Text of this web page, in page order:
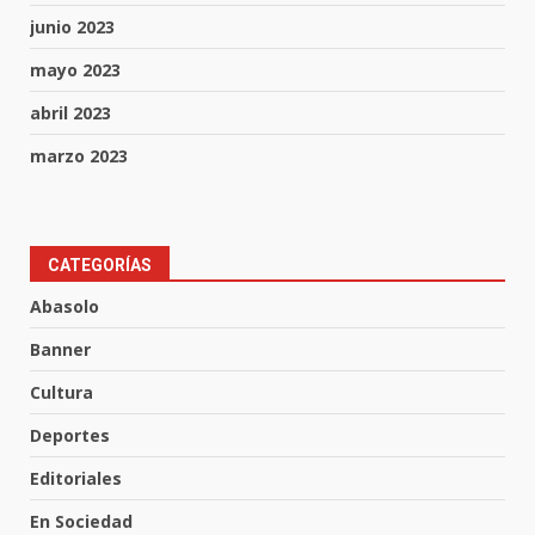
junio 2023
mayo 2023
abril 2023
marzo 2023
CATEGORÍAS
Abasolo
Banner
Cultura
Deportes
Editoriales
En Sociedad
3
Inauguran la Galería Historia y
4
seguridad con nuevas unidades